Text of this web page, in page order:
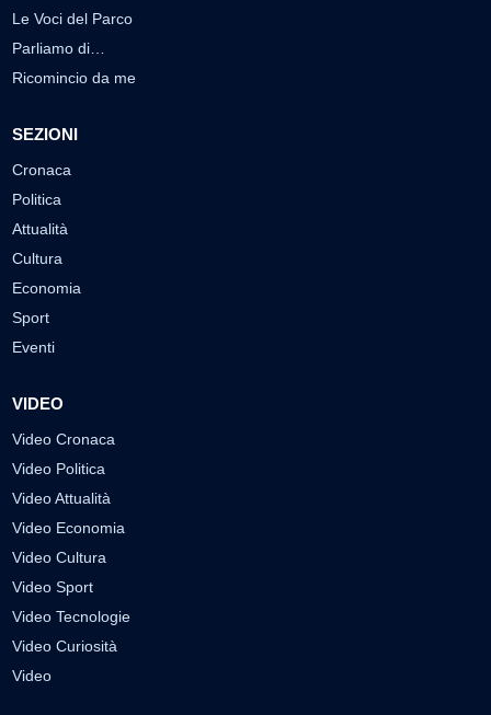
Le Voci del Parco
Parliamo di…
Ricomincio da me
SEZIONI
Cronaca
Politica
Attualità
Cultura
Economia
Sport
Eventi
VIDEO
Video Cronaca
Video Politica
Video Attualità
Video Economia
Video Cultura
Video Sport
Video Tecnologie
Video Curiosità
Video